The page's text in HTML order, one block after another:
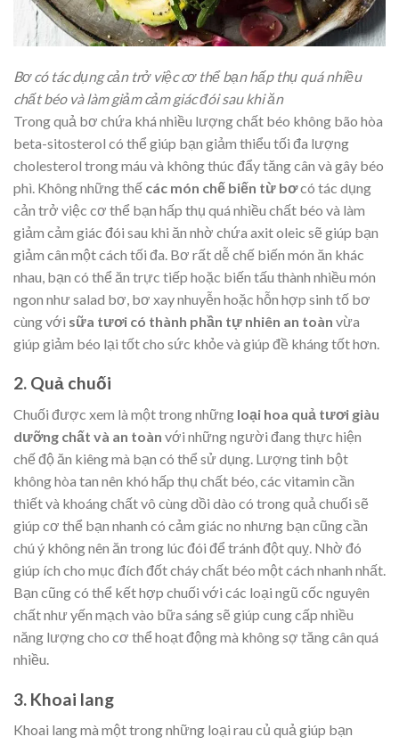
Bơ có tác dụng cản trở việc cơ thể bạn hấp thụ quá nhiều
chất béo và làm giảm cảm giác đói sau khi ăn
Trong quả bơ chứa khá nhiều lượng chất béo không bão hòa
beta-sitosterol có thể giúp bạn giảm thiểu tối đa lượng
cholesterol trong máu và không thúc đẩy tăng cân và gây béo
phì. Không những thế các món chế biến từ bơcó tác dụng
cản trở việc cơ thể bạn hấp thụ quá nhiều chất béo và làm
giảm cảm giác đói sau khi ăn nhờ chứa axit oleic sẽ giúp bạn
giảm cân một cách tối đa. Bơ rất dễ chế biến món ăn khác
nhau, bạn có thể ăn trực tiếp hoặc biến tấu thành nhiều món
ngon như salad bơ, bơ xay nhuyễn hoặc hỗn hợp sinh tố bơ
cùng với sữa tươi có thành phần tự nhiên an toàn vừa
giúp giảm béo lại tốt cho sức khỏe và giúp đề kháng tốt hơn.
2. Quả chuối
Chuối được xem là một trong những loại hoa quả tươi giàu
dưỡng chất và an toàn với những người đang thực hiện
chế độ ăn kiêng mà bạn có thể sử dụng. Lượng tinh bột
không hòa tan nên khó hấp thụ chất béo, các vitamin cần
thiết và khoáng chất vô cùng dồi dào có trong quả chuối sẽ
giúp cơ thể bạn nhanh có cảm giác no nhưng bạn cũng cần
chú ý không nên ăn trong lúc đói để tránh đột quỵ. Nhờ đó
giúp ích cho mục đích đốt cháy chất béo một cách nhanh nhất.
Bạn cũng có thể kết hợp chuối với các loại ngũ cốc nguyên
chất như yến mạch vào bữa sáng sẽ giúp cung cấp nhiều
năng lượng cho cơ thể hoạt động mà không sợ tăng cân quá
nhiều.
3. Khoai lang
Khoai lang mà một trong những loại rau củ quả giúp bạn